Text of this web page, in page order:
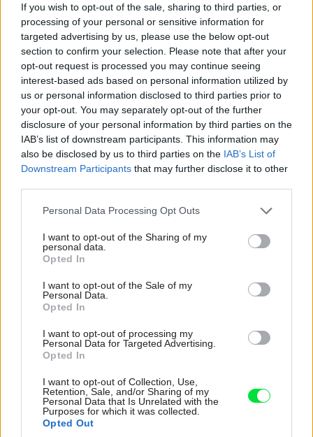
If you wish to opt-out of the sale, sharing to third parties, or
processing of your personal or sensitive information for
targeted advertising by us, please use the below opt-out
section to confirm your selection. Please note that after your
opt-out request is processed you may continue seeing
interest-based ads based on personal information utilized by
us or personal information disclosed to third parties prior to
your opt-out. You may separately opt-out of the further
disclosure of your personal information by third parties on the
IAB’s list of downstream participants. This information may
also be disclosed by us to third parties on the IAB’s List of
Downstream Participants that may further disclose it to other
Please note that this website/app uses one or more Google
not limited to your visit or usage behaviour. You may click to
grant or deny consent to Google and its third-party tags to
use your data for below specified purposes in below Google
consent section.
Personal Data Processing Opt Outs
I want to opt-out of the Sharing of my
personal data.
Opted In
I want to opt-out of the Sale of my
Personal Data.
Opted In
I want to opt-out of processing my
Personal Data for Targeted Advertising.
Opted In
I want to opt-out of Collection, Use,
Retention, Sale, and/or Sharing of my
Personal Data that Is Unrelated with the
Purposes for which it was collected.
Opted Out
– murivo z tehál Porotherm 50 T Profi, 500 mm
– vonkajšia tepelnoizolačná omietka Porotherm TO, 33 –
37 mm (vrátane výstužnej vrstvy)
– finálna fasádna omietka, 2 – 5 mm
* pri návrhovej vlhkosti muriva, vrátane vplyvu omietok
LEIER Baustoffe SK s.r.o.